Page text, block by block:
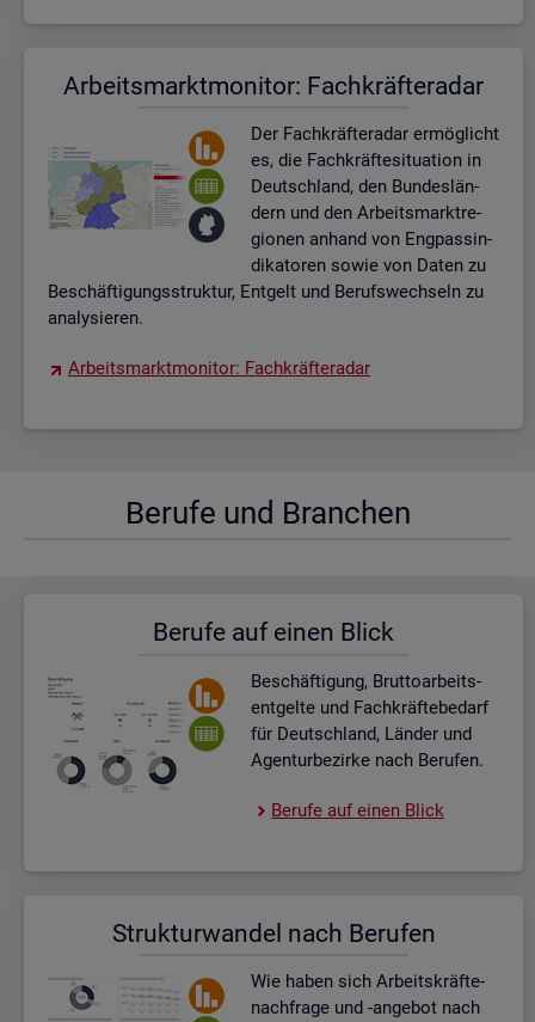
Ar­beits­markt­mo­ni­tor: Fach­kräf­te­ra­dar
Der Fach­kräf­te­ra­dar er­mög­licht
es, die Fach­kräf­te­si­tua­ti­on in
Deutsch­land, den Bun­des­län­
dern und den Ar­beits­markt­re­
gio­nen an­hand von Eng­pas­sin­
di­ka­to­ren sowie von Daten zu
Be­schäf­ti­gungs­struk­tur, Ent­gelt und Be­rufs­wech­seln zu
ana­ly­sie­ren.
Ar­beits­markt­mo­ni­tor: Fach­kräf­te­ra­dar
Be­ru­fe und Bran­chen
Be­ru­fe auf einen Blick
Be­schäf­ti­gung, Brut­to­ar­beits­
ent­gel­te und Fach­kräf­te­be­darf
für Deutsch­land, Län­der und
Agen­tur­be­zir­ke nach Be­ru­fen.
Be­ru­fe auf einen Blick
Struk­tur­wan­del nach Be­ru­fen
Wie haben sich Ar­beits­kräf­te­
nach­fra­ge und -an­ge­bot nach